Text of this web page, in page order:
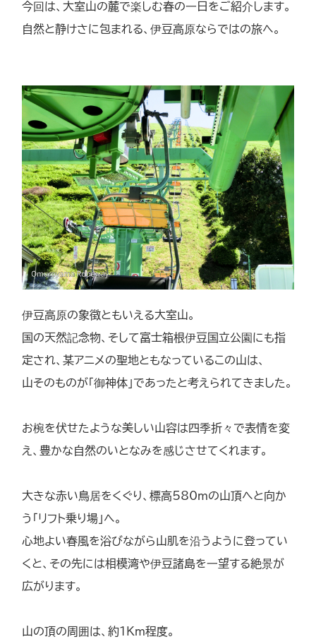
今回は、大室山の麓で楽しむ春の一日をご紹介します。
自然と静けさに包まれる、伊豆高原ならではの旅へ。
伊豆高原の象徴ともいえる大室山。
国の天然記念物、そして富士箱根伊豆国立公園にも指
定され、某アニメの聖地ともなっているこの山は、
山そのものが「御神体」であったと考えられてきました。
お椀を伏せたような美しい山容は四季折々で表情を変
え、豊かな自然のいとなみを感じさせてくれます。
大きな赤い鳥居をくぐり、標高580mの山頂へと向か
う「リフト乗り場」へ。
心地よい春風を浴びながら山肌を沿うように登ってい
くと、その先には相模湾や伊豆諸島を一望する絶景が
広がります。
山の頂の周囲は、約１Km程度。